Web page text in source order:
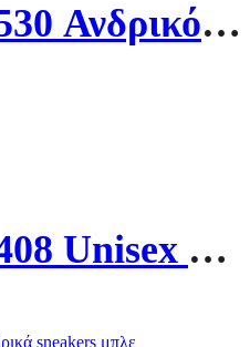
New Balance 530 Ανδρικό Παπούτσι MR530EWB Λευκό/Μάυρο
New Balance 408 Unisex Παπούτσι ML408W Λευκό